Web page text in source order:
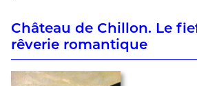
Château de Chillon. Le
rêverie romantique